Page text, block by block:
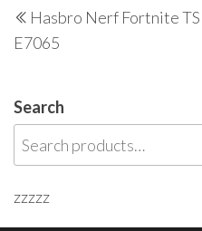
wpisu
wpisHasbro Nerf Fortnite TS
E7065
Search
zzzzz